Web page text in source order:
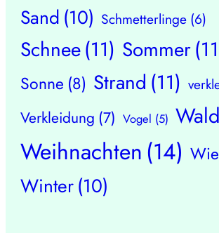
Sand (10) Schmetterlinge (6)
Schnee(11) Sommer
Sonne (8) Strand (11)
Verkleidung (7) Vogel (5) Wald
Weihnachten(14)
Winter(10)